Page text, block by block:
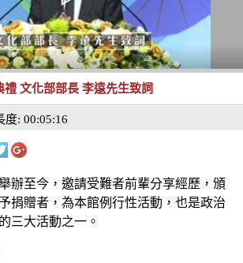
禮 文化部部長 李遠先生致詞
度: 00:05:16
辦至今，邀請受難者前輩分享經歷，頒
捐贈者，為本館例行性活動，也是政治
三大活動之一。